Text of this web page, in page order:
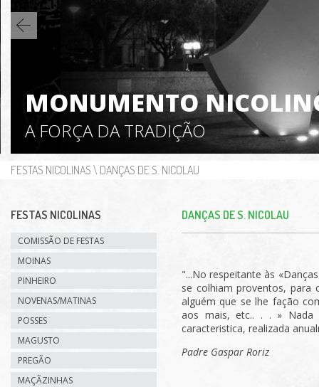
MONUMENTO
A FORÇA DA TRADIÇÃO
FESTAS NICOLINAS \ DANÇAS DE S. NICOLAU
FESTAS NICOLINAS
COMISSÃO DE FESTAS
MOINAS
PINHEIRO
NOVENAS/MATINAS
POSSES
MAGUSTO
PREGÃO
MAÇÃZINHAS
DANÇAS DE S. NICOLAU
"...No respeitante às
se colhiam proventos, para
alguém que se lhe fação
aos mais, etc.. . . » Nada
caracteristica, realizada
Padre Gaspar Roriz